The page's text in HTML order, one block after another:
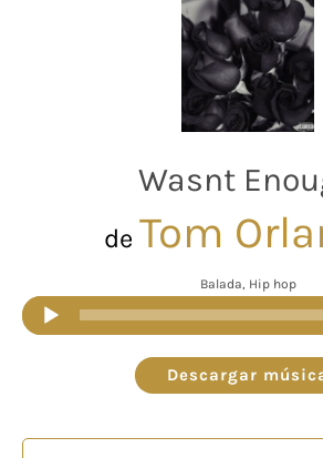
Wasnt
de Tom
Balada, Hip hop
de
audio
Descargar